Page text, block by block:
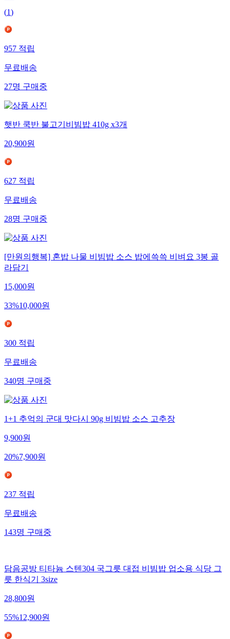
(1)
957 적립
무료배송
27명 구매중
햇반 쿡반 불고기비빔밥 410g x3개
20,900원
627 적립
무료배송
28명 구매중
[만원의행복] 혼밥 나물 비빔밥 소스 밥에쓱쓱 비벼요 3봉 골
라담기
15,000원
33%10,000원
300 적립
무료배송
340명 구매중
1+1 추억의 군대 맛다시 90g 비빔밥 소스 고추장
9,900원
20%7,900원
237 적립
무료배송
143명 구매중
담음공방 티타늄 스텐304 국그릇 대접 비빔밥 업소용 식당 그
릇 한식기 3size
28,800원
55%12,900원